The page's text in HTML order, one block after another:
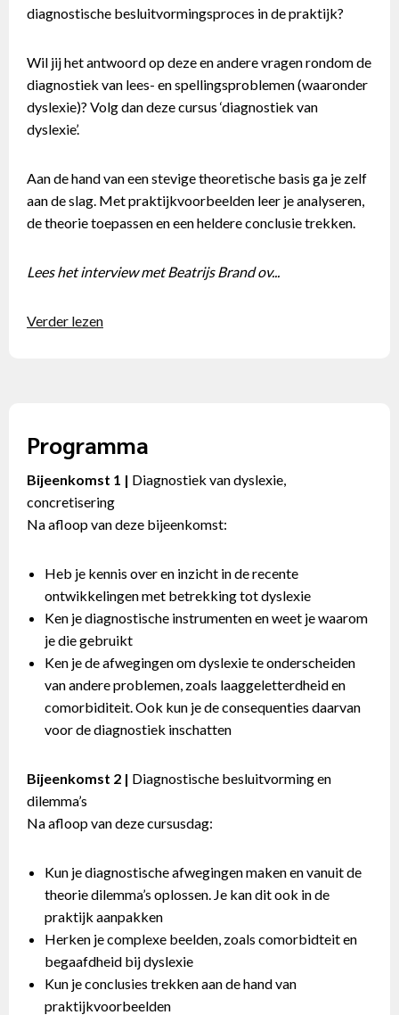
diagnostische besluitvormingsproces in de praktijk?
Wil jij het antwoord op deze en andere vragen rondom de
diagnostiek van lees- en spellingsproblemen (waaronder
dyslexie)? Volg dan deze cursus ‘diagnostiek van
dyslexie’.
Aan de hand van een stevige theoretische basis ga je zelf
aan de slag. Met praktijkvoorbeelden leer je analyseren,
de theorie toepassen en een heldere conclusie trekken.
Lees het interview met Beatrijs Brand ov...
Verder lezen
Programma
Bijeenkomst 1 | Diagnostiek van dyslexie,
concretisering
Na afloop van deze bijeenkomst:
Heb je kennis over en inzicht in de recente
ontwikkelingen met betrekking tot dyslexie
Ken je diagnostische instrumenten en weet je waarom
je die gebruikt
Ken je de afwegingen om dyslexie te onderscheiden
van andere problemen, zoals laaggeletterdheid en
comorbiditeit. Ook kun je de consequenties daarvan
voor de diagnostiek inschatten
Bijeenkomst 2 | Diagnostische besluitvorming en
dilemma’s
Na afloop van deze cursusdag:
Kun je diagnostische afwegingen maken en vanuit de
theorie dilemma’s oplossen. Je kan dit ook in de
praktijk aanpakken
Herken je complexe beelden, zoals comorbidteit en
begaafdheid bij dyslexie
Kun je conclusies trekken aan de hand van
praktijkvoorbeelden